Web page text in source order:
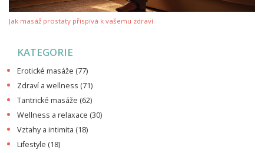
Jak masáž prostaty přispívá k vašemu zdraví
KATEGORIE
Erotické masáže (77)
Zdraví a wellness (71)
Tantrické masáže (62)
Wellness a relaxace (30)
Vztahy a intimita (18)
Lifestyle (18)